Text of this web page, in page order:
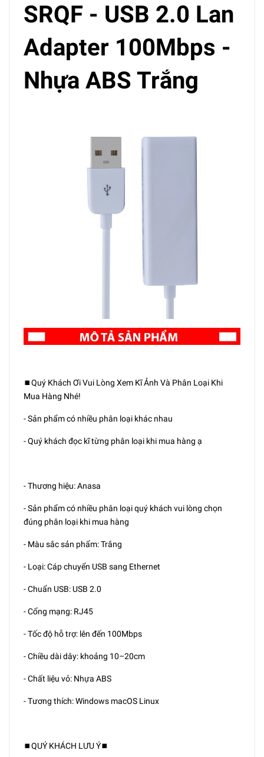
SRQF - USB 2.0 Lan
Adapter 100Mbps -
Nhựa ABS Trắng
⏹️Quý Khách Ơi Vui Lòng Xem Kĩ Ảnh Và Phân Loại Khi
Mua Hàng Nhé!
- Sản phẩm có nhiều phân loại khác nhau
- Quý khách đọc kĩ từng phân loại khi mua hàng ạ
- Thương hiệu: Anasa
- Sản phẩm có nhiều phân loại quý khách vui lòng chọn
đúng phân loại khi mua hàng
- Màu sắc sản phẩm: Trắng
- Loại: Cáp chuyển USB sang Ethernet
- Chuẩn USB: USB 2.0
- Cổng mạng: RJ45
- Tốc độ hỗ trợ: lên đến 100Mbps
- Chiều dài dây: khoảng 10–20cm
- Chất liệu vỏ: Nhựa ABS
- Tương thích: Windows macOS Linux
⏹️QUÝ KHÁCH LƯU Ý⏹️